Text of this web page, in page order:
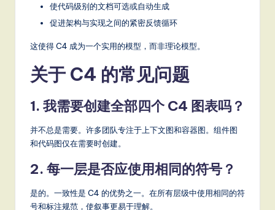
使代码级别的文档可选或自动生成
促进架构与实现之间的紧密反馈循环
这使得 C4 成为一个实用的模型，而非理论模型。
关于 C4 的常见问题
1. 我需要创建全部四个 C4 图表吗？
并不总是需要。许多团队专注于上下文图和容器图。组件图
和代码图仅在需要时创建。
2. 每一层是否应使用相同的符号？
是的。一致性是 C4 的优势之一。在所有层级中使用相同的符
号和标注规范，使叙事更易于理解。